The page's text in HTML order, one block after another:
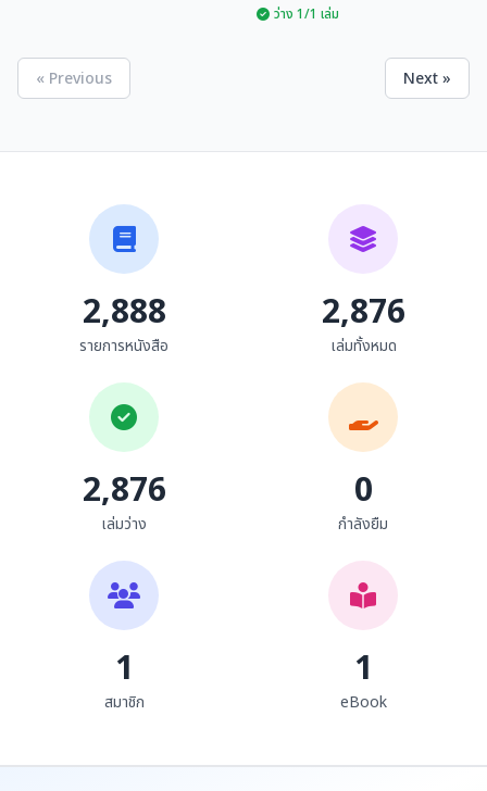
แห่งชาติ
เครือเสน ศิลปินแห่งชาติ
(ดนตรีพื้นบ้าน)
ว่าง 1/1 เล่ม
« Previous Next »
2,888
รายการหนังสือ
2,876
เล่มทั้งหมด
2,876
เล่มว่าง
0
กำลังยืม
1
สมาชิก
1
eBook